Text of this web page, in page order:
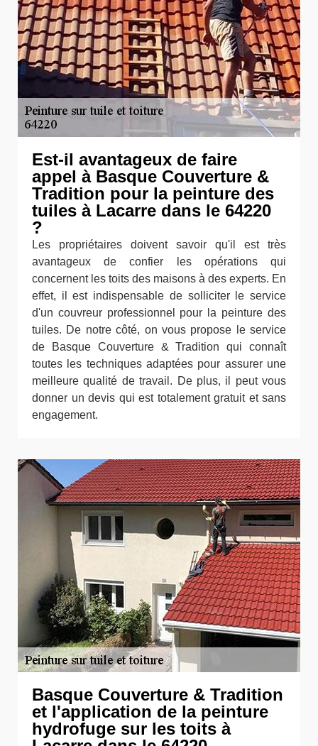
Est-il avantageux de faire
appel à Basque Couverture &
Tradition pour la peinture des
tuiles à Lacarre dans le 64220
?
Les propriétaires doivent savoir qu'il est très
avantageux de confier les opérations qui
concernent les toits des maisons à des experts. En
effet, il est indispensable de solliciter le service
d'un couvreur professionnel pour la peinture des
tuiles. De notre côté, on vous propose le service
de Basque Couverture & Tradition qui connaît
toutes les techniques adaptées pour assurer une
meilleure qualité de travail. De plus, il peut vous
donner un devis qui est totalement gratuit et sans
engagement.
Basque Couverture & Tradition
et l'application de la peinture
hydrofuge sur les toits à